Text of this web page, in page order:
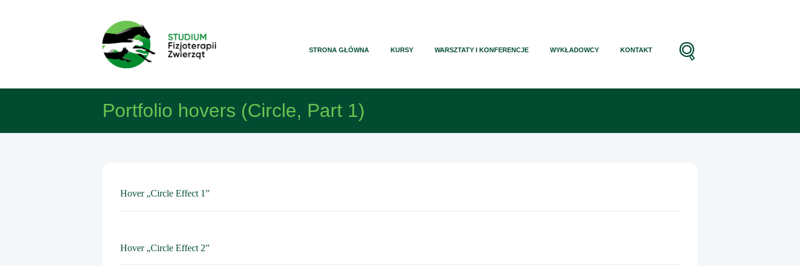
STRONA GŁÓWNA KURSY WARSZTATY I KONFERENCJE WYKŁADOWCY KONTAKT
Portfolio hovers (Circle, Part 1)
Hover „Circle Effect 1”
Hover „Circle Effect 2”